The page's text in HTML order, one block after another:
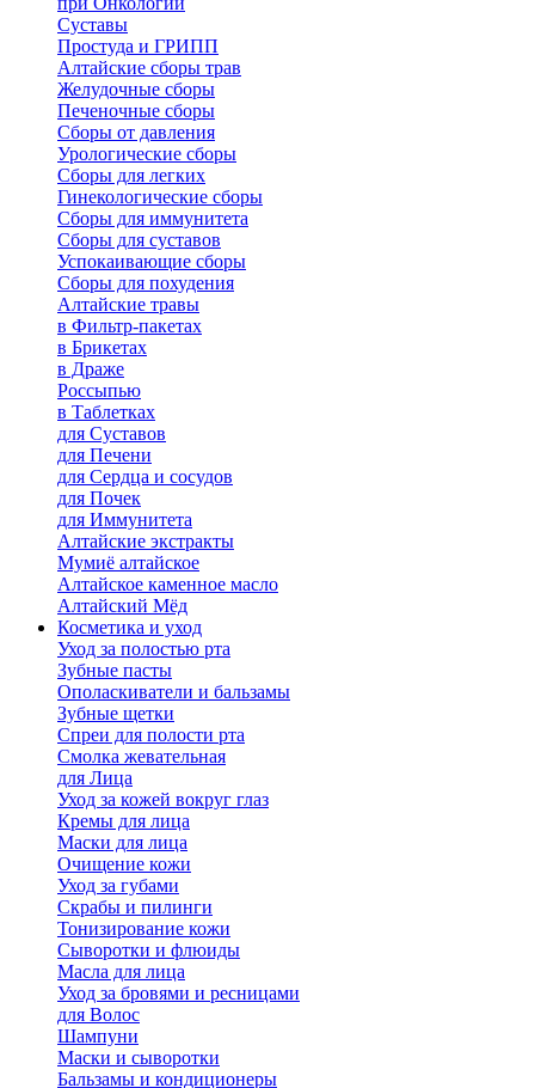
Суставы
Простуда и ГРИПП
Алтайские сборы трав
Желудочные сборы
Печеночные сборы
Сборы от давления
Урологические сборы
Сборы для легких
Гинекологические сборы
Сборы для иммунитета
Сборы для суставов
Успокаивающие сборы
Сборы для похудения
Алтайские травы
в Фильтр-пакетах
в Брикетах
в Драже
Россыпью
в Таблетках
для Cуставов
для Печени
для Сердца и сосудов
для Почек
для Иммунитета
Алтайские экстракты
Мумиё алтайское
Алтайское каменное масло
Алтайский Мёд
Косметика и уход
Уход за полостью рта
Зубные пасты
Ополаскиватели и бальзамы
Зубные щетки
Спреи для полости рта
Смолка жевательная
для Лица
Уход за кожей вокруг глаз
Кремы для лица
Маски для лица
Очищение кожи
Уход за губами
Скрабы и пилинги
Тонизирование кожи
Сыворотки и флюиды
Масла для лица
Уход за бровями и ресницами
для Волос
Шампуни
Маски и сыворотки
Бальзамы и кондиционеры